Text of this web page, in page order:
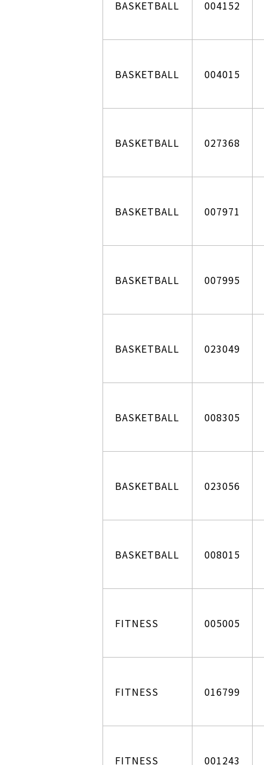
BASKETBALL 004152
BASKETBALL 004015
BASKETBALL 027368
BASKETBALL 007971
BASKETBALL 007995
BASKETBALL 023049
BASKETBALL 008305
BASKETBALL 023056
BASKETBALL 008015
FITNESS 005005
FITNESS 016799
FITNESS 001243